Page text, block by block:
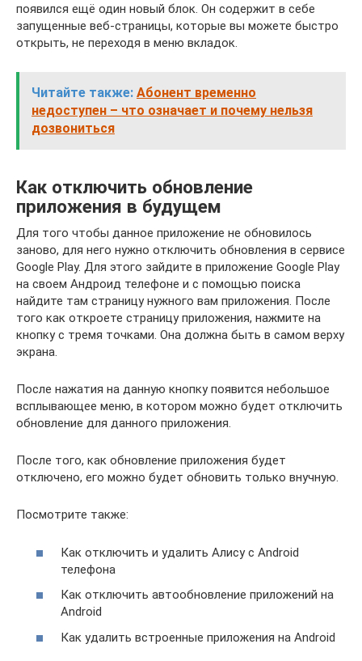
появился ещё один новый блок. Он содержит в себе
запущенные веб-страницы, которые вы можете быстро
открыть, не переходя в меню вкладок.
Читайте также: Абонент временно
недоступен – что означает и почему нельзя
дозвониться
Как отключить обновление
приложения в будущем
Для того чтобы данное приложение не обновилось
заново, для него нужно отключить обновления в сервисе
Google Play. Для этого зайдите в приложение Google Play
на своем Андроид телефоне и с помощью поиска
найдите там страницу нужного вам приложения. После
того как откроете страницу приложения, нажмите на
кнопку с тремя точками. Она должна быть в самом верху
экрана.
После нажатия на данную кнопку появится небольшое
всплывающее меню, в котором можно будет отключить
обновление для данного приложения.
После того, как обновление приложения будет
отключено, его можно будет обновить только внучную.
Посмотрите также:
Как отключить и удалить Алису с Android
телефона
Как отключить автообновление приложений на
Android
Как удалить встроенные приложения на Android